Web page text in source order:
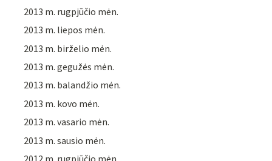
2013 m. rugpjūčio mėn.
2013 m. liepos mėn.
2013 m. birželio mėn.
2013 m. gegužės mėn.
2013 m. balandžio mėn.
2013 m. kovo mėn.
2013 m. vasario mėn.
2013 m. sausio mėn.